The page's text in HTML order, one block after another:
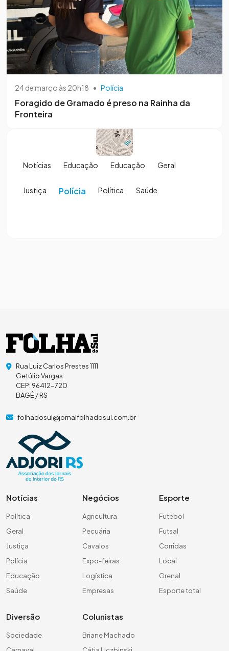
24 de março às 20h18 • Polícia
Foragido de Gramado é preso na Rainha da
Fronteira
Notícias Educação Educação Geral
Justiça Polícia Política Saúde
Rua Luiz Carlos Prestes 1111
Getúlio Vargas
CEP: 96412-720
BAGÉ / RS
folhadosul@jornalfolhadosul.com.br
Notícias
Política
Geral
Justiça
Polícia
Educação
Saúde
Negócios
Agricultura
Pecuária
Cavalos
Expo-feiras
Logística
Empresas
Esporte
Futebol
Futsal
Corridas
Local
Grenal
Esporte total
Diversão
Sociedade
Colunistas
Briane Machado